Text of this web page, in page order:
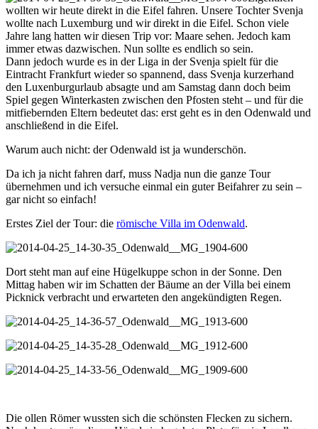
wollten wir heute direkt in die Eifel fahren. Unsere Tochter Svenja
wollte nach Luxemburg und wir direkt in die Eifel. Schon viele
Jahre lang hatten wir diesen Trip vor: Maare sehen. Jedoch kam
immer etwas dazwischen. Nun sollte es endlich so sein.
Dann jedoch wurde es in der Liga in der Svenja spielt für die
Eintracht Frankfurt wieder so spannend, dass Svenja kurzerhand
den Luxenburgurlaub absagte und am Samstag dann doch beim
Spiel gegen Winterkasten zwischen den Pfosten steht – und für die
mitfiebernden Eltern bedeutet das: erst geht es in den Odenwald und
anschließend in die Eifel.
Warum auch nicht: der Odenwald ist ja wunderschön.
Da ich ja nicht fahren darf, muss Nadja nun die ganze Tour
übernehmen und ich versuche einmal ein guter Beifahrer zu sein –
gar nicht so einfach!
Erstes Ziel der Tour: die römische Villa im Odenwald.
Dort steht man auf eine Hügelkuppe schon in der Sonne. Den
Mittag haben wir im Schatten der Bäume an der Villa bei einem
Picknick verbracht und erwarteten den angekündigten Regen.
Die ollen Römer wussten sich die schönsten Flecken zu sichern.